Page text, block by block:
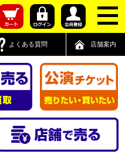
よくある質問 店舗案内